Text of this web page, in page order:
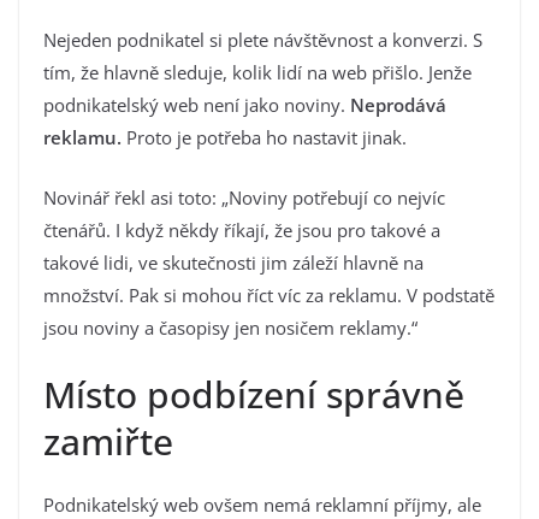
Nejeden podnikatel si plete návštěvnost a konverzi. S
tím, že hlavně sleduje, kolik lidí na web přišlo. Jenže
podnikatelský web není jako noviny. Neprodává
reklamu. Proto je potřeba ho nastavit jinak.
Novinář řekl asi toto: „Noviny potřebují co nejvíc
čtenářů. I když někdy říkají, že jsou pro takové a
takové lidi, ve skutečnosti jim záleží hlavně na
množství. Pak si mohou říct víc za reklamu. V podstatě
jsou noviny a časopisy jen nosičem reklamy.“
Místo podbízení správně
zamiřte
Podnikatelský web ovšem nemá reklamní příjmy, ale